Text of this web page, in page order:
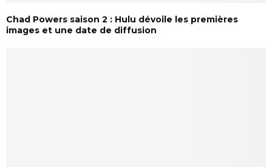
Chad Powers saison 2 : Hulu dévoile les premières
images et une date de diffusion